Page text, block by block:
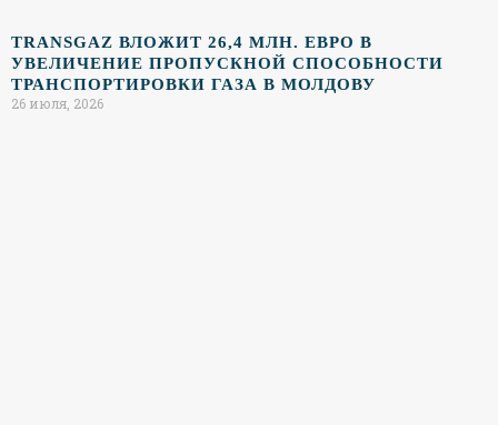
TRANSGAZ ВЛОЖИТ 26,4 МЛН. ЕВРО В
УВЕЛИЧЕНИЕ ПРОПУСКНОЙ СПОСОБНОСТИ
ТРАНСПОРТИРОВКИ ГАЗА В МОЛДОВУ
26 июля, 2026